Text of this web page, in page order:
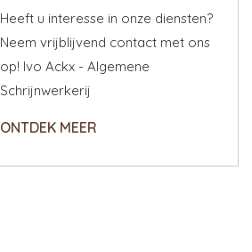
Heeft u interesse in onze diensten?
Neem vrijblijvend contact met ons
op! Ivo Ackx - Algemene
Schrijnwerkerij
ONTDEK MEER